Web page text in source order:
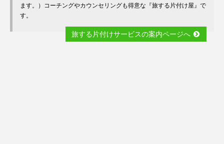
ます。）コーチングやカウンセリングも得意な『旅する片付け屋』で
す。
旅する片付けサービスの案内ページへ